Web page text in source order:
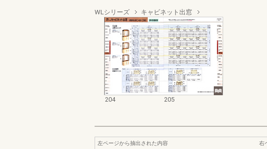
WLシリーズ キャビネット出窓
204 205
左ページから抽出された内容
右